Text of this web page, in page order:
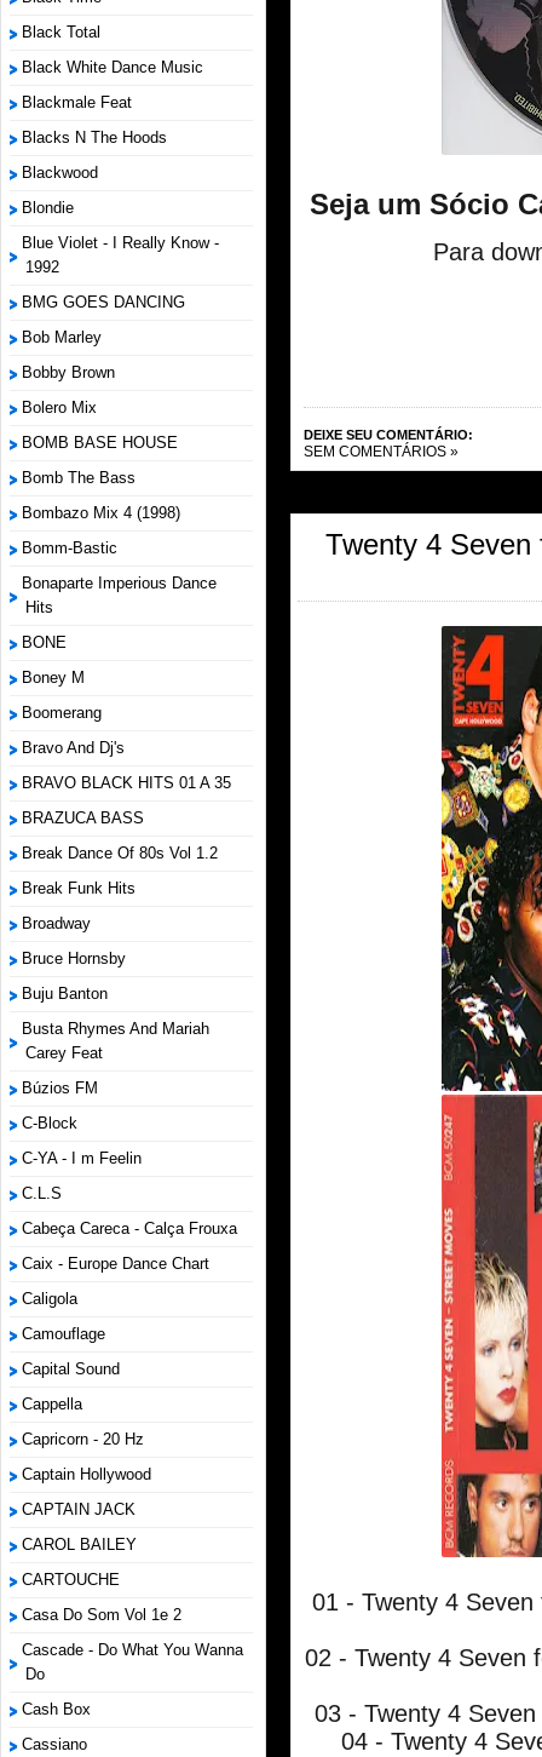
Black Total
Black White Dance Music
Blackmale Feat
Blacks N The Hoods
Blackwood
Blondie
Blue Violet - I Really Know -
1992
BMG GOES DANCING
Bob Marley
Bobby Brown
Bolero Mix
BOMB BASE HOUSE
Bomb The Bass
Bombazo Mix 4 (1998)
Bomm-Bastic
Bonaparte Imperious Dance
Hits
BONE
Boney M
Boomerang
Bravo And Dj's
BRAVO BLACK HITS 01 A 35
BRAZUCA BASS
Break Dance Of 80s Vol 1.2
Break Funk Hits
Broadway
Bruce Hornsby
Buju Banton
Busta Rhymes And Mariah
Carey Feat
Búzios FM
C-Block
C-YA - I m Feelin
C.L.S
Cabeça Careca - Calça Frouxa
Caix - Europe Dance Chart
Caligola
Camouflage
Capital Sound
Cappella
Capricorn - 20 Hz
Captain Hollywood
CAPTAIN JACK
CAROL BAILEY
CARTOUCHE
Casa Do Som Vol 1e 2
Cascade - Do What You Wanna
Do
Cash Box
Cassiano
Seja um Sócio
Para
DEIXE SEU COMENTÁRIO:
SEM COMENTÁRIOS »
Twenty 4 Seven
01 - Twenty 4
02 - Twenty 4 Seven
03 - Twenty 4
04 - Twenty 4